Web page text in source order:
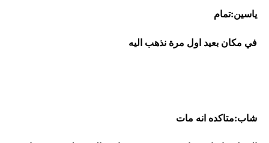
ياسين:تمام
في مكان بعيد اول مرة نذهب اليه
شاب:متاكده انه مات